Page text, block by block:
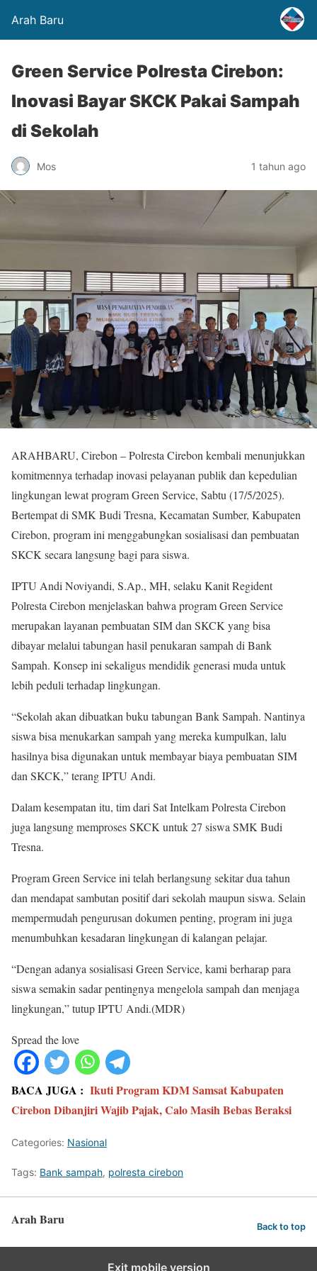
Arah Baru
Green Service Polresta Cirebon:
Inovasi Bayar SKCK Pakai Sampah
di Sekolah
Mos 1 tahun ago
ARAHBARU, Cirebon – Polresta Cirebon kembali menunjukkan
komitmennya terhadap inovasi pelayanan publik dan kepedulian
lingkungan lewat program Green Service, Sabtu (17/5/2025).
Bertempat di SMK Budi Tresna, Kecamatan Sumber, Kabupaten
Cirebon, program ini menggabungkan sosialisasi dan pembuatan
SKCK secara langsung bagi para siswa.
IPTU Andi Noviyandi, S.Ap., MH, selaku Kanit Regident
Polresta Cirebon menjelaskan bahwa program Green Service
merupakan layanan pembuatan SIM dan SKCK yang bisa
dibayar melalui tabungan hasil penukaran sampah di Bank
Sampah. Konsep ini sekaligus mendidik generasi muda untuk
lebih peduli terhadap lingkungan.
“Sekolah akan dibuatkan buku tabungan Bank Sampah. Nantinya
siswa bisa menukarkan sampah yang mereka kumpulkan, lalu
hasilnya bisa digunakan untuk membayar biaya pembuatan SIM
dan SKCK,” terang IPTU Andi.
Dalam kesempatan itu, tim dari Sat Intelkam Polresta Cirebon
juga langsung memproses SKCK untuk 27 siswa SMK Budi
Tresna.
Program Green Service ini telah berlangsung sekitar dua tahun
dan mendapat sambutan positif dari sekolah maupun siswa. Selain
mempermudah pengurusan dokumen penting, program ini juga
menumbuhkan kesadaran lingkungan di kalangan pelajar.
“Dengan adanya sosialisasi Green Service, kami berharap para
siswa semakin sadar pentingnya mengelola sampah dan menjaga
lingkungan,” tutup IPTU Andi.(MDR)
Spread the love
BACA JUGA : Ikuti Program KDM Samsat Kabupaten
Cirebon Dibanjiri Wajib Pajak, Calo Masih Bebas Beraksi
Categories: Nasional
Tags: Bank sampah, polresta cirebon
Arah Baru Back to top
Exit mobile version